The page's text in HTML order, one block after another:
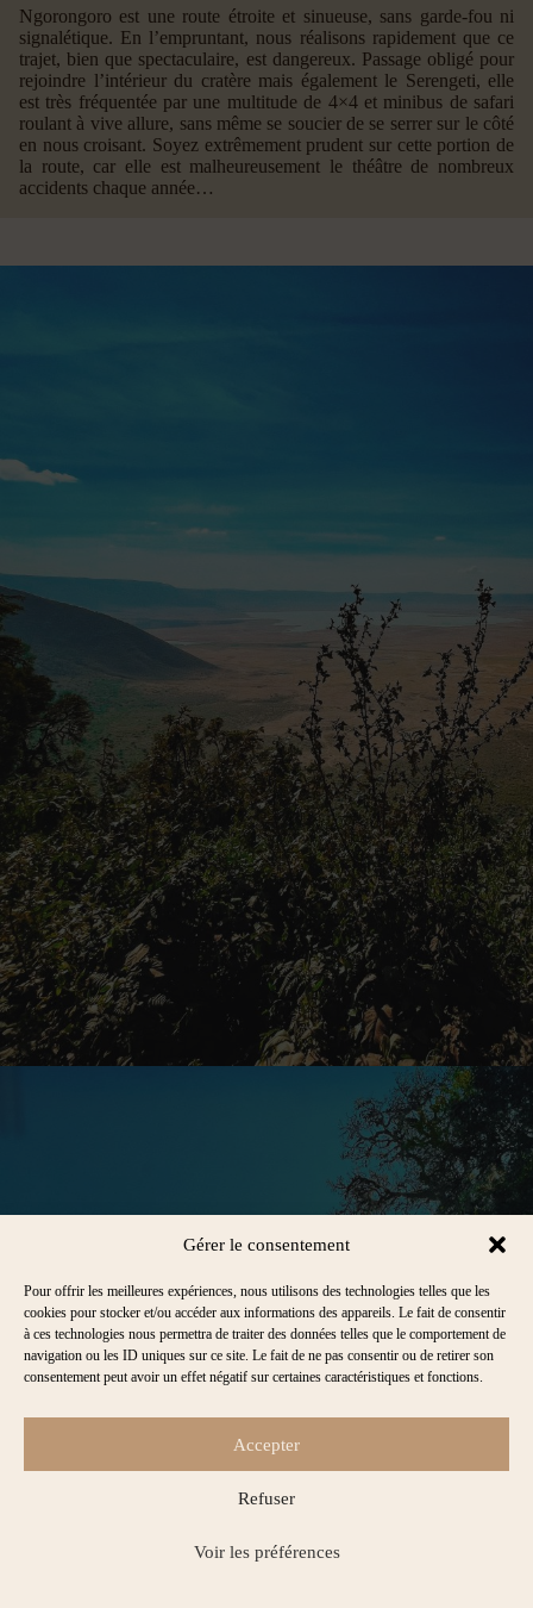
Gérer le consentement
Pour offrir les meilleures expériences, nous utilisons des technologies telles que les
cookies pour stocker et/ou accéder aux informations des appareils. Le fait de consentir
à ces technologies nous permettra de traiter des données telles que le comportement de
navigation ou les ID uniques sur ce site. Le fait de ne pas consentir ou de retirer son
consentement peut avoir un effet négatif sur certaines caractéristiques et fonctions.
Accepter
Refuser
Voir les préférences
Ngorongoro est une route étroite et sinueuse, sans garde-fou ni
signalétique. En l’empruntant, nous réalisons rapidement que ce
trajet, bien que spectaculaire, est dangereux. Passage obligé pour
rejoindre l’intérieur du cratère mais également le Serengeti, elle
est très fréquentée par une multitude de 4×4 et minibus de safari
roulant à vive allure, sans même se soucier de se serrer sur le côté
en nous croisant. Soyez extrêmement prudent sur cette portion de
la route, car elle est malheureusement le théâtre de nombreux
accidents chaque année…